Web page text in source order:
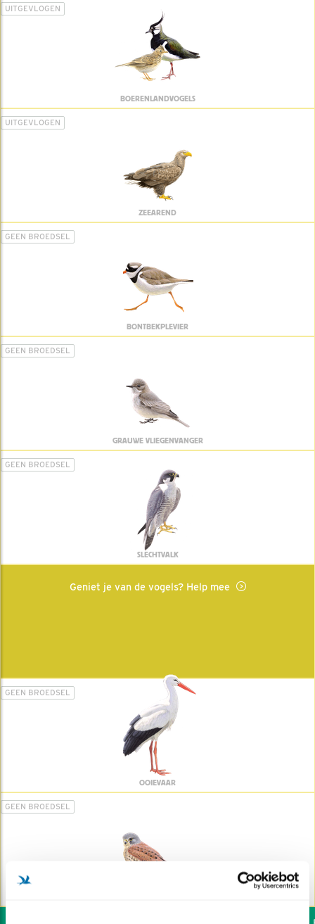
UITGEVLOGEN
BOERENLANDVOGELS
UITGEVLOGEN
ZEEAREND
GEEN BROEDSEL
BONTBEKPLEVIER
GEEN BROEDSEL
GRAUWE VLIEGENVANGER
GEEN BROEDSEL
SLECHTVALK
Geniet je van de vogels? Help mee
GEEN BROEDSEL
OOIEVAAR
GEEN BROEDSEL